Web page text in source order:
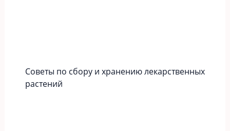
Советы по сбору и хранению лекарственных
растений